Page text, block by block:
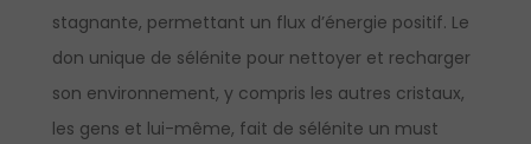
stagnante, permettant un flux d’énergie positif. Le
don unique de sélénite pour nettoyer et recharger
son environnement, y compris les autres cristaux,
les gens et lui-même, fait de sélénite un must